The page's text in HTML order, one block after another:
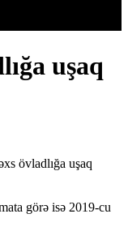
uşaq
övladlığa uşaq
görə isə 2019-cu